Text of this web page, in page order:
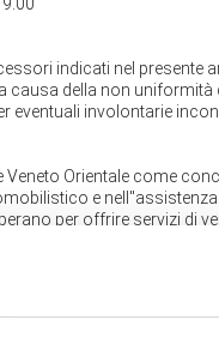
indicati nel
causa della non uniformità
eventuali involontarie
Veneto Orientale come
e
per offrire servizi di
di ogni cliente.